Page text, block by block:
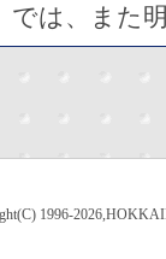
では、また
1996-